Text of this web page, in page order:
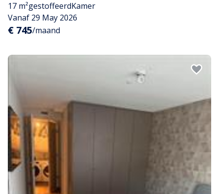
17 m²gestoffeerdKamer
Vanaf 29 May 2026
€ 745/maand